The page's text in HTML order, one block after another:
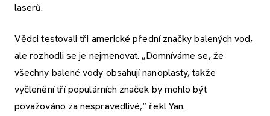
laserů.
Vědci testovali tři americké přední značky balených vod,
ale rozhodli se je nejmenovat. „Domníváme se, že
všechny balené vody obsahují nanoplasty, takže
vyčlenění tří populárních značek by mohlo být
považováno za nespravedlivé,“ řekl Yan.